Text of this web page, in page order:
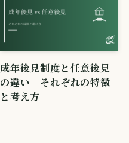
成年後見制度と任意後見
の違い｜それぞれの特徴
と考え方